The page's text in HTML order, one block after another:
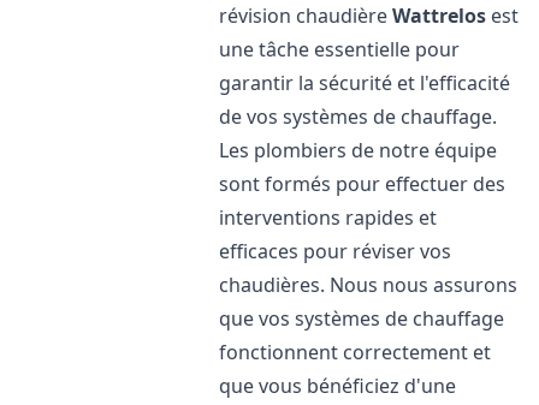
révision chaudièreWattrelos est
une tâche essentielle pour
garantir la sécurité et l'efficacité
de vos systèmes de chauffage.
Les plombiers de notre équipe
sont formés pour effectuer des
interventions rapides et
efficaces pour réviser vos
chaudières. Nous nous assurons
que vos systèmes de chauffage
fonctionnent correctement et
que vous bénéficiez d'une